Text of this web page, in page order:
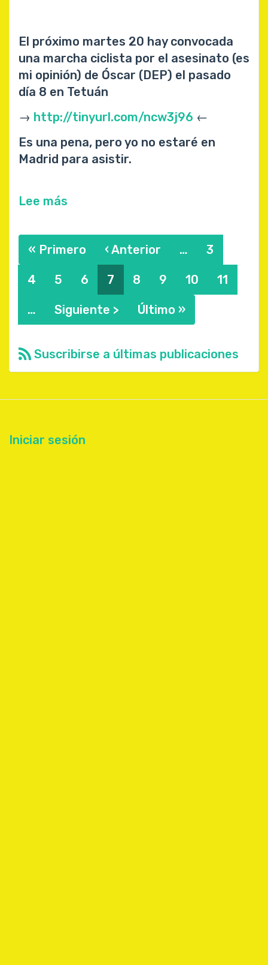
El próximo martes 20 hay convocada
una marcha ciclista por el asesinato (es
mi opinión) de Óscar (DEP) el pasado
día 8 en Tetuán
→ http://tinyurl.com/ncw3j96 ←
Es una pena, pero yo no estaré en
Madrid para asistir.
Lee más
Agosto
2013
Paginación
Primera
« Primero
Página
anterior
‹ Anterior … Página
3
Página
4 Página
5 Página
6
Página
actual
7 Página
8 Página
9 Página
10 Página
11
…
Siguiente
página
Siguiente >
Última
página
Último »
Suscribirse a últimas publicaciones
Iniciar sesión